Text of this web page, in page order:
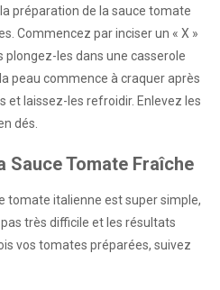
préparation de la sauce tomate
Commencez par inciser un « X »
plongez-les dans une casserole
peau commence à craquer après
et laissez-les refroidir. Enlevez les
dés.
Sauce Tomate Fraîche
tomate italienne est super simple,
très difficile et les résultats
vos tomates préparées, suivez